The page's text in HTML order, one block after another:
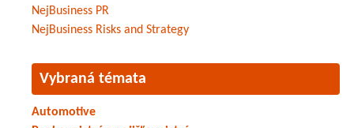
NejBusiness PR
NejBusiness Risks and Strategy
Vybraná témata
Automotive